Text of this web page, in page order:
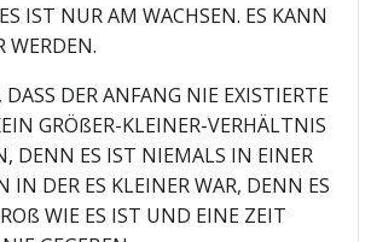
IST NUR AM WACHSEN. ES KANN
WERDEN.
DER ANFANG NIE EXISTIERTE
GRÖßER-KLEINER-VERHÄLTNIS
DENN ES IST NIEMALS IN EINER
IN DER ES KLEINER WAR, DENN ES
WIE ES IST UND EINE ZEIT